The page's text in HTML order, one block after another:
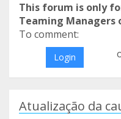
This forum is only
Teaming Managers
To comment:
Login
Atualização da